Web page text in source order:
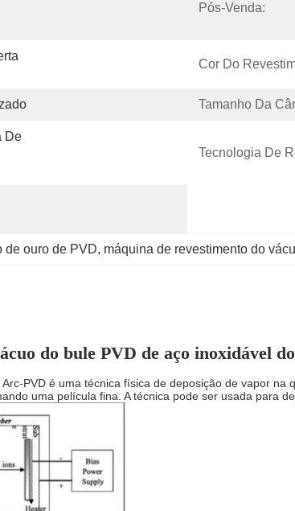
Pós-Venda:
Cor Do
Tamanho Da
De
Tecnologia De
de ouro de PVD, máquina de revestimento do
do bule PVD de aço inoxidável
PVD é uma técnica física de deposição de vapor
uma película fina. A técnica pode ser usada para